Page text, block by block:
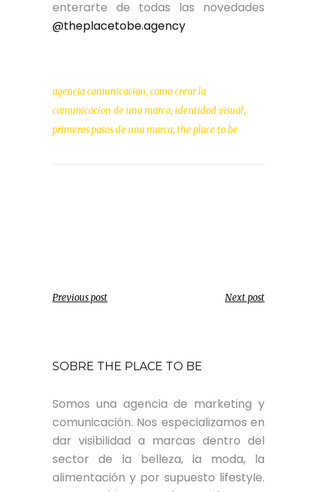
enterarte de todas las novedades
@theplacetobe.agency
agencia comunicacion,como crear la
comunicacion de una marca,identidad visual,
primeros pasos de una marca,the place to be
Previous post Next post
SOBRE THE PLACE TO BE
Somos una agencia de marketing y
comunicación. Nos especializamos en
dar visibilidad a marcas dentro del
sector de la belleza, la moda, la
alimentación y por supuesto lifestyle.